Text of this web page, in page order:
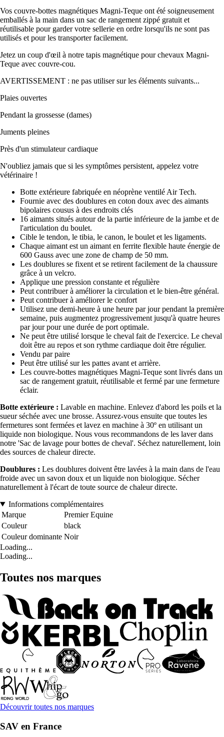
Vos couvre-bottes magnétiques Magni-Teque ont été soigneusement
emballés à la main dans un sac de rangement zippé gratuit et
réutilisable pour garder votre sellerie en ordre lorsqu'ils ne sont pas
utilisés et pour les transporter facilement.
Jetez un coup d'œil à notre tapis magnétique pour chevaux Magni-
Teque avec couvre-cou.
AVERTISSEMENT : ne pas utiliser sur les éléments suivants...
Plaies ouvertes
Pendant la grossesse (dames)
Juments pleines
Près d'un stimulateur cardiaque
N'oubliez jamais que si les symptômes persistent, appelez votre
vétérinaire !
Botte extérieure fabriquée en néoprène ventilé Air Tech.
Fournie avec des doublures en coton doux avec des aimants
bipolaires cousus à des endroits clés
16 aimants situés autour de la partie inférieure de la jambe et de
l'articulation du boulet.
Cible le tendon, le tibia, le canon, le boulet et les ligaments.
Chaque aimant est un aimant en ferrite flexible haute énergie de
600 Gauss avec une zone de champ de 50 mm.
Les doublures se fixent et se retirent facilement de la chaussure
grâce à un velcro.
Applique une pression constante et régulière
Peut contribuer à améliorer la circulation et le bien-être général.
Peut contribuer à améliorer le confort
Utilisez une demi-heure à une heure par jour pendant la première
semaine, puis augmentez progressivement jusqu'à quatre heures
par jour pour une durée de port optimale.
Ne peut être utilisé lorsque le cheval fait de l'exercice. Le cheval
doit être au repos et son rythme cardiaque doit être régulier.
Vendu par paire
Peut être utilisé sur les pattes avant et arrière.
Les couvre-bottes magnétiques Magni-Teque sont livrés dans un
sac de rangement gratuit, réutilisable et fermé par une fermeture
éclair.
Botte extérieure : Lavable en machine. Enlevez d'abord les poils et la
sueur séchée avec une brosse. Assurez-vous ensuite que toutes les
fermetures sont fermées et lavez en machine à 30º en utilisant un
liquide non biologique. Nous vous recommandons de les laver dans
notre 'Sac de lavage pour bottes de cheval'. Séchez naturellement, loin
des sources de chaleur directe.
Doublures : Les doublures doivent être lavées à la main dans de l'eau
froide avec un savon doux et un liquide non biologique. Sécher
naturellement à l'écart de toute source de chaleur directe.
Informations complémentaires
Marque
Premier Equine
Couleur
black
Couleur dominante Noir
Loading...
Loading...
Toutes nos marques
Découvrir toutes nos marques
SAV en France